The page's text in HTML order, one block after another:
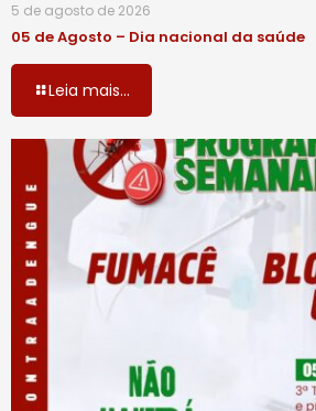
5 de agosto de 2026
05 de Agosto – Dia nacional da saúde
Leia mais...